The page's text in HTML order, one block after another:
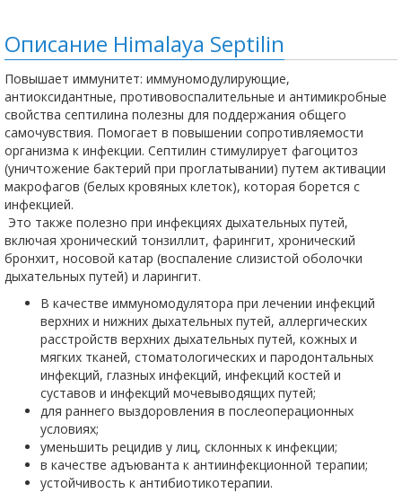
Описание Himalaya Septilin
Повышает иммунитет: иммуномодулирующие,
антиоксидантные, противовоспалительные и антимикробные
свойства септилина полезны для поддержания общего
самочувствия. Помогает в повышении сопротивляемости
организма к инфекции. Септилин стимулирует фагоцитоз
(уничтожение бактерий при проглатывании) путем активации
макрофагов (белых кровяных клеток), которая борется с
инфекцией.
Это также полезно при инфекциях дыхательных путей,
включая хронический тонзиллит, фарингит, хронический
бронхит, носовой катар (воспаление слизистой оболочки
дыхательных путей) и ларингит.
В качестве иммуномодулятора при лечении инфекций
верхних и нижних дыхательных путей, аллергических
расстройств верхних дыхательных путей, кожных и
мягких тканей, стоматологических и пародонтальных
инфекций, глазных инфекций, инфекций костей и
суставов и инфекций мочевыводящих путей;
для раннего выздоровления в послеоперационных
условиях;
уменьшить рецидив у лиц, склонных к инфекции;
в качестве адъюванта к антиинфекционной терапии;
устойчивость к антибиотикотерапии.